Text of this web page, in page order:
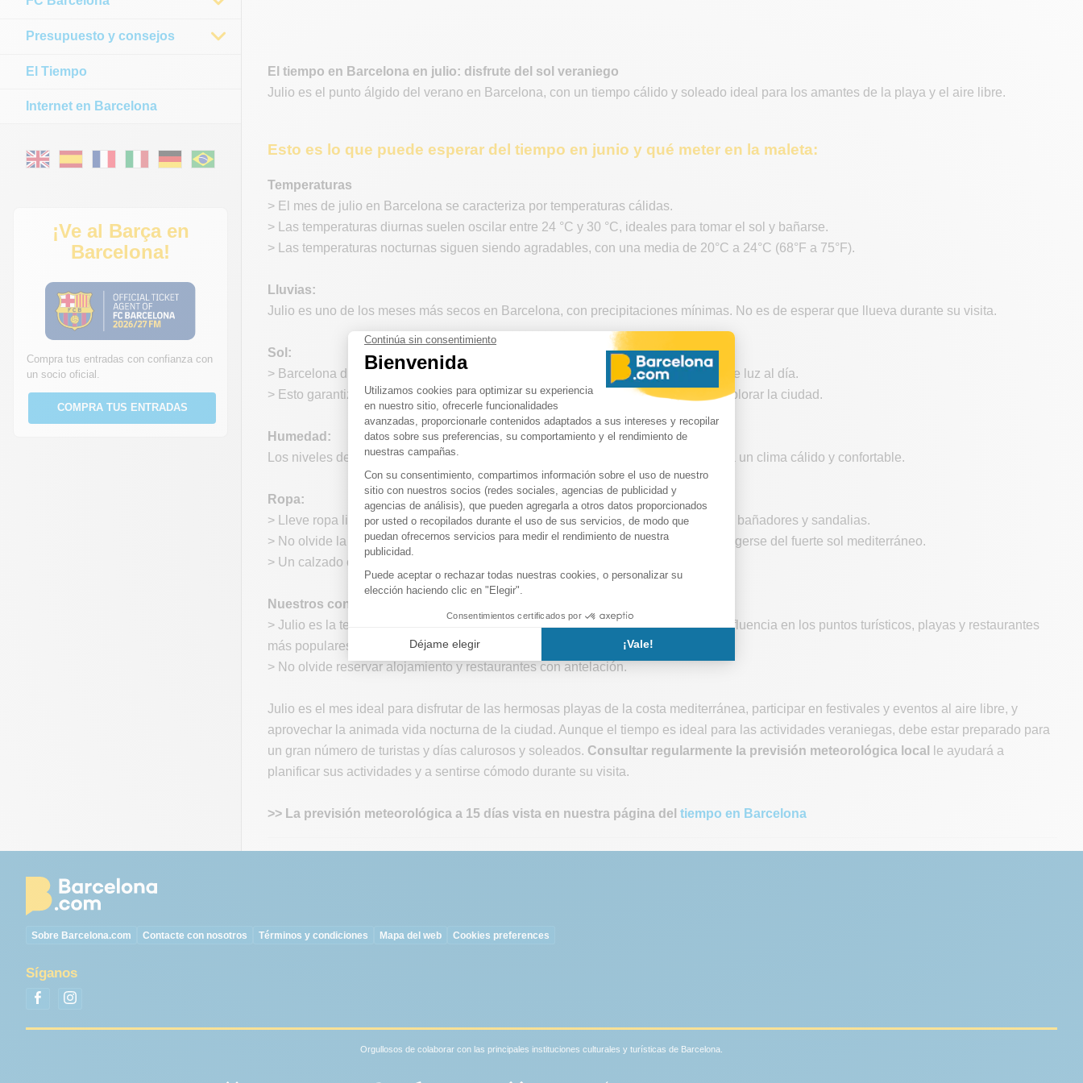
El tiempo en Barcelona en julio: disfrute del sol veraniego
Julio es el punto álgido del verano en Barcelona, con un tiempo cálido y soleado ideal para los amantes de la playa y el aire libre.
Esto es lo que puede esperar del tiempo en junio y qué meter en la maleta:
Temperaturas
> El mes de julio en Barcelona se caracteriza por temperaturas cálidas.
> Las temperaturas diurnas suelen oscilar entre 24 °C y 30 °C, ideales para tomar el sol y bañarse.
> Las temperaturas nocturnas siguen siendo agradables, con una media de 20°C a 24°C (68°F a 75°F).
Lluvias:
Julio es uno de los meses más secos en Barcelona, con precipitaciones mínimas. No es de esperar que llueva durante su visita.
Sol:
> Barcelona disfruta de abundante sol en julio, con una media de unas 10 horas de luz al día.
> Esto garantiza muchas oportunidades para realizar actividades al aire libre y explorar la ciudad.
Humedad:
Los niveles de humedad son moderados durante este periodo, lo que contribuye a un clima cálido y confortable.
Ropa:
> Lleve ropa ligera de verano, incluidos pantalones cortos, camisetas sin mangas, bañadores y sandalias.
> No olvide la crema solar, las gafas de sol y un sombrero de ala ancha para protegerse del fuerte sol mediterráneo.
> Un calzado cómodo para caminar es esencial para explorar la ciudad.
Nuestros consejos para esta temporada turística:
> Julio es la temporada alta de turismo en Barcelona, así que espere una mayor afluencia en los puntos turísticos, playas y restaurantes
más populares.
> No olvide reservar alojamiento y restaurantes con antelación.
Julio es el mes ideal para disfrutar de las hermosas playas de la costa mediterránea, participar en festivales y eventos al aire libre, y
aprovechar la animada vida nocturna de la ciudad. Aunque el tiempo es ideal para las actividades veraniegas, debe estar preparado para
un gran número de turistas y días calurosos y soleados. Consultar regularmente la previsión meteorológica local
le ayudará a
planificar sus actividades y a sentirse cómodo durante su visita.
>> La previsión meteorológica a 15 días vista en nuestra página del tiempo en Barcelona
Presupuesto y consejos
El Tiempo
Internet en Barcelona
¡Ve al Barça en
Barcelona!
Compra tus entradas con confianza con
un socio oficial.
COMPRA TUS ENTRADAS
Sobre Barcelona.com Contacte con nosotros Términos y condiciones Mapa del web Cookies preferences
Síganos
Orgullosos de colaborar con las principales instituciones culturales y turísticas de Barcelona.